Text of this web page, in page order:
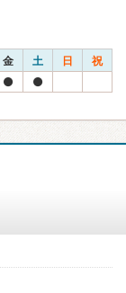
金 土 日 祝